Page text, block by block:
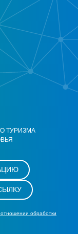
ТУРИЗМА
обработки